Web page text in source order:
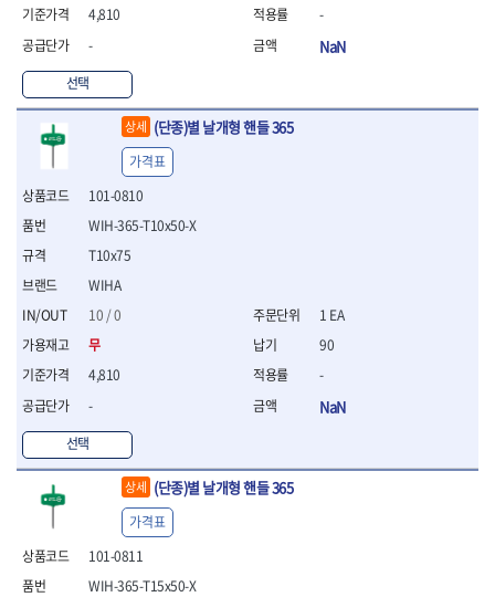
- 절연비트
- 절연라쳇렌치
- 절연라쳇렌치세트
- 절연볼트커터
- 절연아답타
- 절연펀치
- 기타
- 방폭연결대
- 방폭니퍼
- 방폭펜치
- 방폭플라이어
- 방폭가위
- 방폭스패너
- 방폭비트소켓
- 방폭아답타
- 방폭T렌치
- 방폭드라이버
- 방폭펀치
- 절연포지비트소켓
철공공구
- 볼트커터
4,810
-
선택
-
NaN
상세 (단종)별 날개형 핸들 365
101-0810
WIHA
10 / 0
무
4,810
-
선택
WIH-365-T10x50-X
T10x75
가격표
1 EA
90
-
NaN
상세 (단종)별 날개형 핸들 365
101-0811
WIH-365-T15x50-X
가격표